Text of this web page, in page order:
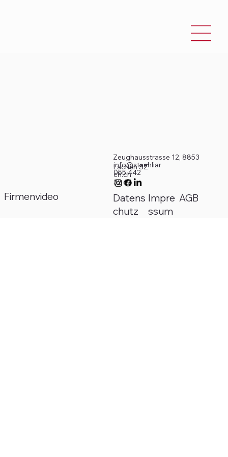
Zeughausstrasse 12, 8853
Lachen SZ
info@staehliar
ch.ch
055 442
32 63
Datens
chutz
Impre
ssum
AGB
Firmenvideo